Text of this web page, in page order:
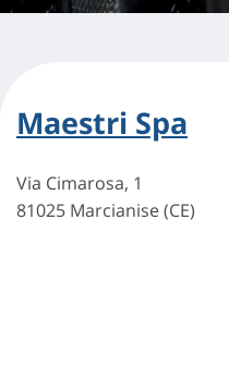
Maestri Spa
Via Cimarosa, 1
81025 Marcianise (CE)